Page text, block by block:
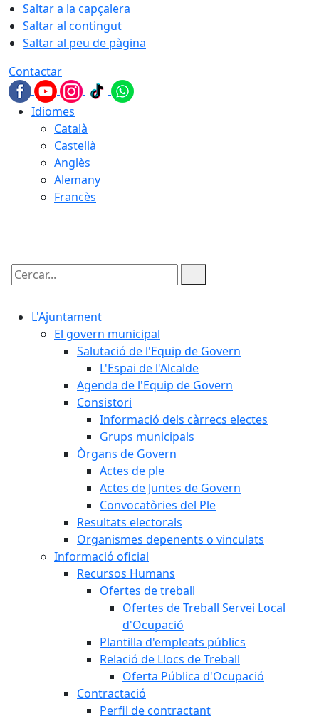
Saltar a la capçalera
Saltar al contingut
Saltar al peu de pàgina
Contactar
Idiomes
Català
Castellà
Anglès
Alemany
Francès
Cercar:
L'Ajuntament
El govern municipal
Salutació de l'Equip de Govern
L'Espai de l'Alcalde
Agenda de l'Equip de Govern
Consistori
Informació dels càrrecs electes
Grups municipals
Òrgans de Govern
Actes de ple
Actes de Juntes de Govern
Convocatòries del Ple
Resultats electorals
Organismes depenents o vinculats
Informació oficial
Recursos Humans
Ofertes de treball
Ofertes de Treball Servei Local
d'Ocupació
Plantilla d'empleats públics
Relació de Llocs de Treball
Oferta Pública d'Ocupació
Contractació
Perfil de contractant